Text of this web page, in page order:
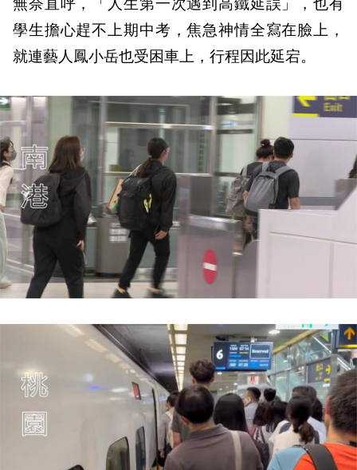
學生擔心趕不上期中考，焦急神情全寫在臉上，
就連藝人鳳小岳也受困車上，行程因此延宕。